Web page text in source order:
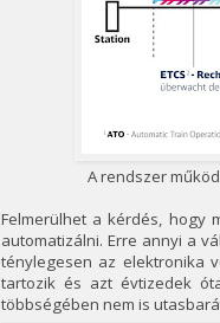
A rendszer
Felmerülhet a kérdés, hogy
automatizálni. Erre annyi a
ténylegesen az elektronika
tartozik és azt évtizedek
többségében nem is